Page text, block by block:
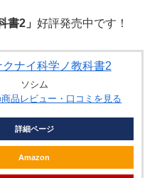
書2」 好評発売中です！
クナイ科学ノ教科書2
ソシム
品レビュー・口コミを見る
詳細ページ
Amazon